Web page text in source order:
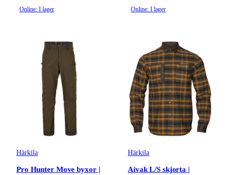
Online: I lager Online: I lager
Härkila
Pro Hunter Move byxor |
Härkila
Aivak L/S skjorta |